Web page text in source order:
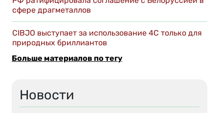
Новости
сфере драгметаллов
CIBJO выступает за использование 4C только для
природных бриллиантов
Больше материалов по тегу